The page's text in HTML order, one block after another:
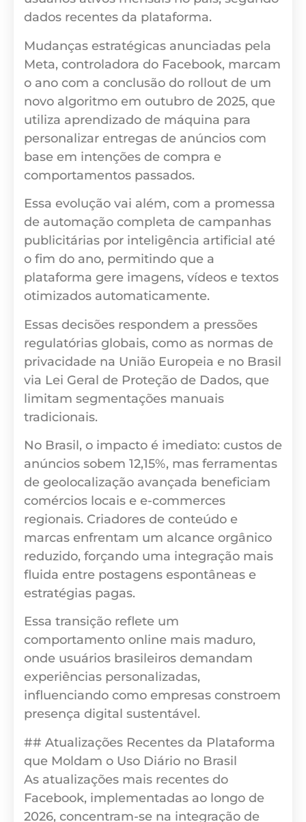
dados recentes da plataforma.
Mudanças estratégicas anunciadas pela
Meta, controladora do Facebook, marcam
o ano com a conclusão do rollout de um
novo algoritmo em outubro de 2025, que
utiliza aprendizado de máquina para
personalizar entregas de anúncios com
base em intenções de compra e
comportamentos passados.
Essa evolução vai além, com a promessa
de automação completa de campanhas
publicitárias por inteligência artificial até
o fim do ano, permitindo que a
plataforma gere imagens, vídeos e textos
otimizados automaticamente.
Essas decisões respondem a pressões
regulatórias globais, como as normas de
privacidade na União Europeia e no Brasil
via Lei Geral de Proteção de Dados, que
limitam segmentações manuais
tradicionais.
No Brasil, o impacto é imediato: custos de
anúncios sobem 12,15%, mas ferramentas
de geolocalização avançada beneficiam
comércios locais e e-commerces
regionais. Criadores de conteúdo e
marcas enfrentam um alcance orgânico
reduzido, forçando uma integração mais
fluida entre postagens espontâneas e
estratégias pagas.
Essa transição reflete um
comportamento online mais maduro,
onde usuários brasileiros demandam
experiências personalizadas,
influenciando como empresas constroem
presença digital sustentável.
## Atualizações Recentes da Plataforma
que Moldam o Uso Diário no Brasil
As atualizações mais recentes do
Facebook, implementadas ao longo de
2026, concentram-se na integração de